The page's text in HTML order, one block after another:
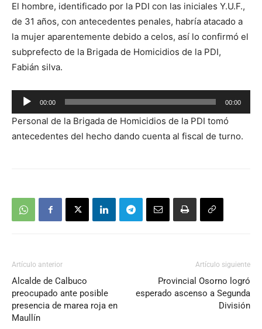
El hombre, identificado por la PDI con las iniciales Y.U.F.,
de 31 años, con antecedentes penales, habría atacado a
la mujer aparentemente debido a celos, así lo confirmó el
subprefecto de la Brigada de Homicidios de la PDI,
Fabián silva.
Reproductor
de
audio
00:00 00:00
Personal de la Brigada de Homicidios de la PDI tomó
antecedentes del hecho dando cuenta al fiscal de turno.
Artículo anterior
Alcalde de Calbuco
preocupado ante posible
presencia de marea roja en
Maullín
Artículo siguiente
Provincial Osorno logró
esperado ascenso a Segunda
División